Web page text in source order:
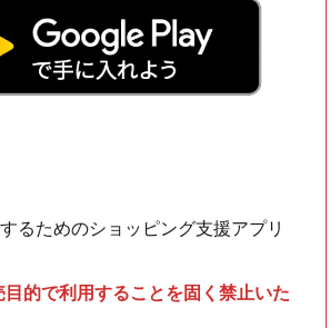
るためのショッピング支援アプリ
的で利用することを固く禁止いた